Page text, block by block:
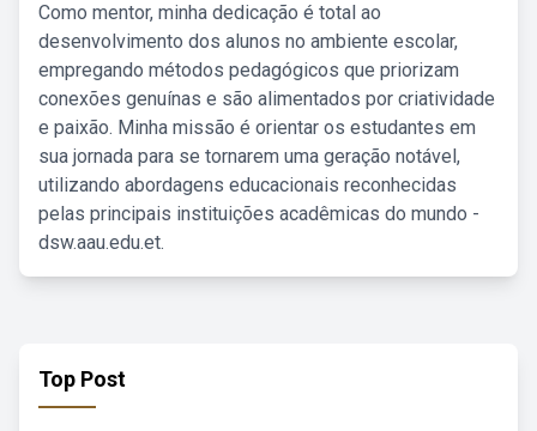
Como mentor, minha dedicação é total ao
desenvolvimento dos alunos no ambiente escolar,
empregando métodos pedagógicos que priorizam
conexões genuínas e são alimentados por criatividade
e paixão. Minha missão é orientar os estudantes em
sua jornada para se tornarem uma geração notável,
utilizando abordagens educacionais reconhecidas
pelas principais instituições acadêmicas do mundo -
dsw.aau.edu.et.
Top Post